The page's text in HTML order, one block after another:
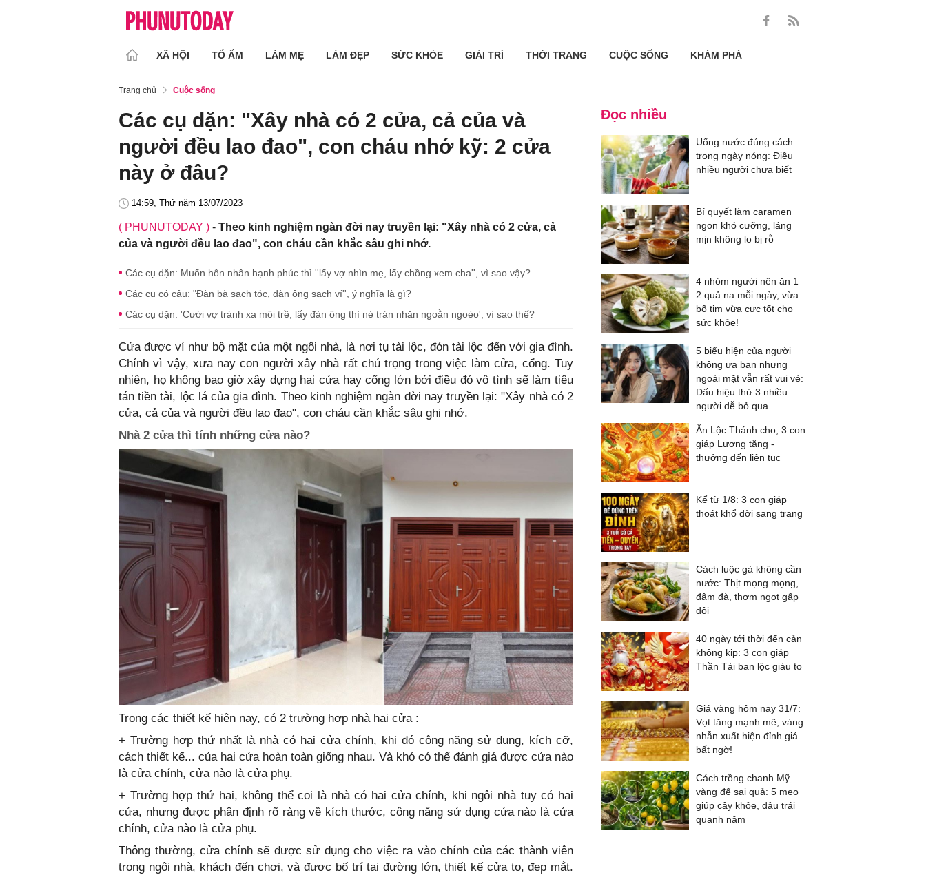
XÃ HỘI TỔ ẤM LÀM MẸ LÀM ĐẸP SỨC KHỎE GIẢI TRÍ THỜI TRANG CUỘC SỐNG KHÁM PHÁ
Trang chủ Cuộc sống
Các cụ dặn: "Xây nhà có 2 cửa, cả của và
người đều lao đao", con cháu nhớ kỹ: 2 cửa
này ở đâu?
14:59, Thứ năm 13/07/2023
( PHUNUTODAY ) - Theo kinh nghiệm ngàn đời nay truyền lại: "Xây nhà có 2 cửa, cả
của và người đều lao đao", con cháu cần khắc sâu ghi nhớ.
Các cụ dặn: Muốn hôn nhân hạnh phúc thì ''lấy vợ nhìn mẹ, lấy chồng xem cha'', vì sao vậy?
Các cụ có câu: "Đàn bà sạch tóc, đàn ông sạch ví'', ý nghĩa là gì?
Các cụ dặn: 'Cưới vợ tránh xa môi trề, lấy đàn ông thì né trán nhăn ngoằn ngoèo', vì sao thế?
Cửa được ví như bộ mặt của một ngôi nhà, là nơi tụ tài lộc, đón tài lộc đến với gia đình.
Chính vì vậy, xưa nay con người xây nhà rất chú trọng trong việc làm cửa, cổng. Tuy
nhiên, họ không bao giờ xây dựng hai cửa hay cổng lớn bởi điều đó vô tình sẽ làm tiêu
tán tiền tài, lộc lá của gia đình. Theo kinh nghiệm ngàn đời nay truyền lại: "Xây nhà có 2
cửa, cả của và người đều lao đao", con cháu cần khắc sâu ghi nhớ.
Nhà 2 cửa thì tính những cửa nào?
Trong các thiết kế hiện nay, có 2 trường hợp nhà hai cửa :
+ Trường hợp thứ nhất là nhà có hai cửa chính, khi đó công năng sử dụng, kích cỡ,
cách thiết kế... của hai cửa hoàn toàn giống nhau. Và khó có thể đánh giá được cửa nào
là cửa chính, cửa nào là cửa phụ.
+ Trường hợp thứ hai, không thể coi là nhà có hai cửa chính, khi ngôi nhà tuy có hai
cửa, nhưng được phân định rõ ràng về kích thước, công năng sử dụng cửa nào là cửa
chính, cửa nào là cửa phụ.
Thông thường, cửa chính sẽ được sử dụng cho việc ra vào chính của các thành viên
trong ngôi nhà, khách đến chơi, và được bố trí tại đường lớn, thiết kế cửa to, đẹp mắt.
Đọc nhiều
Uống nước đúng cách
trong ngày nóng: Điều
nhiều người chưa biết
Bí quyết làm caramen
ngon khó cưỡng, láng
mịn không lo bị rỗ
4 nhóm người nên ăn 1–
2 quả na mỗi ngày, vừa
bổ tim vừa cực tốt cho
sức khỏe!
5 biểu hiện của người
không ưa bạn nhưng
ngoài mặt vẫn rất vui vẻ:
Dấu hiệu thứ 3 nhiều
người dễ bỏ qua
Ăn Lộc Thánh cho, 3 con
giáp Lương tăng -
thưởng đến liên tục
Kể từ 1/8: 3 con giáp
thoát khổ đời sang trang
Cách luộc gà không cần
nước: Thịt mọng mọng,
đậm đà, thơm ngọt gấp
đôi
40 ngày tới thời đến cản
không kịp: 3 con giáp
Thần Tài ban lộc giàu to
Giá vàng hôm nay 31/7:
Vọt tăng mạnh mẽ, vàng
nhẫn xuất hiện đỉnh giá
bất ngờ!
Cách trồng chanh Mỹ
vàng để sai quả: 5 mẹo
giúp cây khỏe, đậu trái
quanh năm